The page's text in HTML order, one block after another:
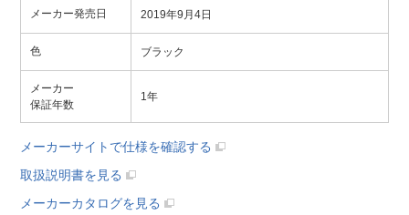
メーカー発売日 2019年9月4日
色 ブラック
メーカー
保証年数
1年
メーカーサイトで仕様を確認する
取扱説明書を見る
メーカーカタログを見る